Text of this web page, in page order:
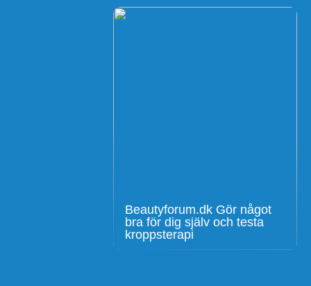
Beautyforum.dk Gör något
bra för dig själv och testa
kroppsterapi